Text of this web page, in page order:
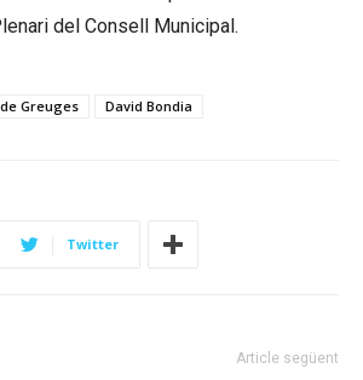
del Consell Municipal.
Greuges David Bondia
Twitter
Article següent